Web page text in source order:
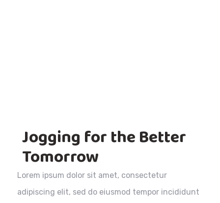
Jogging for the Better
Tomorrow
Lorem ipsum dolor sit amet, consectetur
adipiscing elit, sed do eiusmod tempor incididunt